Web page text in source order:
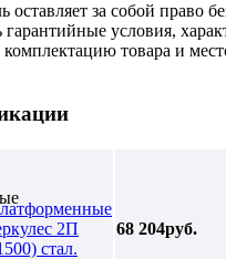
оставляет за собой право
гарантийные условия,
товара и
2П
стал.
68 204руб.